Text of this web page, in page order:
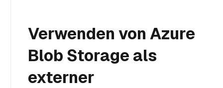
Verwenden von Azure
Blob Storage als
externer